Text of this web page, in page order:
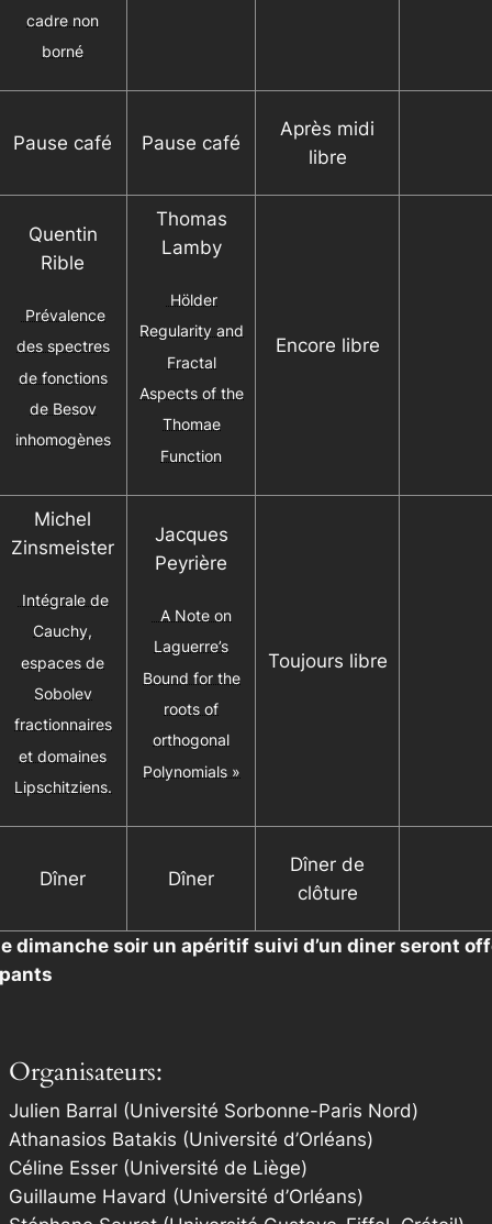
cadre non
borné
Pause café Pause café
Après midi
libre
Quentin
Rible
Prévalence
des spectres
de fonctions
de Besov
inhomogènes
Thomas
Lamby
Hölder
Regularity and
Fractal
Aspects of the
Thomae
Function
Encore libre
Michel
Zinsmeister
Intégrale de
Cauchy,
espaces de
Sobolev
fractionnaires
et domaines
Lipschitziens.
Jacques
Peyrière
A Note on
Laguerre’s
Bound for the
roots of
orthogonal
Polynomials »
Toujours libre
Dîner Dîner
Dîner de
clôture
dimanche soir un apéritif suivi d’un diner seront
Organisateurs:
Julien Barral (Université Sorbonne-Paris Nord)
Athanasios Batakis (Université d’Orléans)
Céline Esser (Université de Liège)
Guillaume Havard (Université d’Orléans)